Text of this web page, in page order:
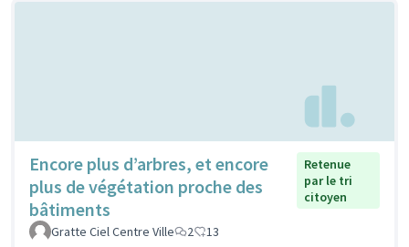
Encore plus d’arbres, et encore
plus de végétation proche des
bâtiments
Retenue
par le tri
citoyen
Gratte Ciel Centre Ville 2 13